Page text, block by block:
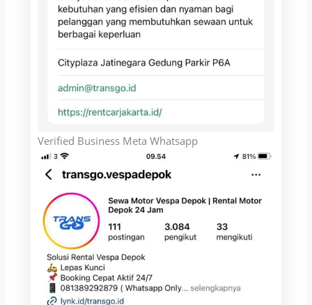
Verified Business Meta Whatsapp